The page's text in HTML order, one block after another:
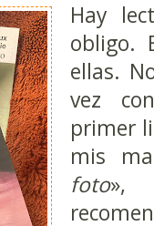
Hay
obligo.
ellas.
vez
primer
mis
foto»,